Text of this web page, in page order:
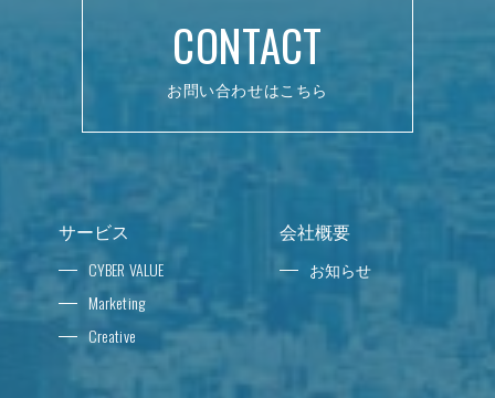
CONTACT
お問い合わせはこちら
サービス
CYBER VALUE
Marketing
Creative
会社概要
お知らせ